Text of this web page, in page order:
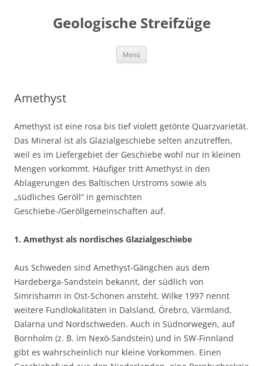
Geologische Streifzüge
Menü
Amethyst
Amethyst ist eine rosa bis tief violett getönte Quarzvarietät.
Das Mineral ist als Glazialgeschiebe selten anzutreffen,
weil es im Liefergebiet der Geschiebe wohl nur in kleinen
Mengen vorkommt. Häufiger tritt Amethyst in den
Ablagerungen des Baltischen Urstroms sowie als
„südliches Geröll“ in gemischten
Geschiebe-/Geröllgemeinschaften auf.
1. Amethyst als nordisches Glazialgeschiebe
Aus Schweden sind Amethyst-Gängchen aus dem
Hardeberga-Sandstein bekannt, der südlich von
Simrishamn in Ost-Schonen ansteht. Wilke 1997 nennt
weitere Fundlokalitäten in Dalsland, Örebro, Värmland,
Dalarna und Nordschweden. Auch in Südnorwegen, auf
Bornholm (z. B. im Nexö-Sandstein) und in SW-Finnland
gibt es wahrscheinlich nur kleine Vorkommen. Einen